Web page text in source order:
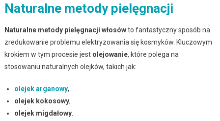
Naturalne metody pielęgnacji
Naturalne metody pielęgnacji włosówto fantastyczny sposób na
zredukowanie problemu elektryzowania się kosmyków. Kluczowym
krokiem w tym procesie jest olejowanie, które polega na
stosowaniu naturalnych olejków, takich jak:
olejek arganowy,
olejek kokosowy,
olejek migdałowy.